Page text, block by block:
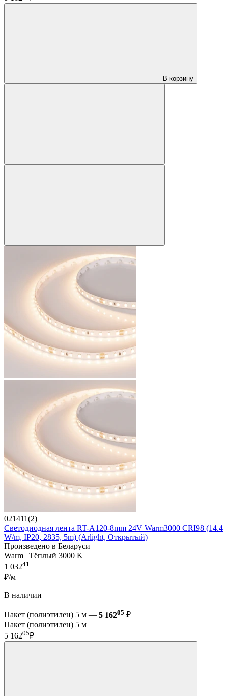
В корзину
021411(2)
Светодиодная лента RT-A120-8mm 24V Warm3000 CRI98 (14.4
W/m, IP20, 2835, 5m) (Arlight, Открытый)
Произведено в Беларуси
Warm | Тёплый 3000 K
1 03241
₽/м
В наличии
Пакет (полиэтилен) 5 м — 5 16205 ₽
Пакет (полиэтилен) 5 м
5 16205₽